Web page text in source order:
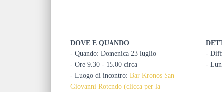
DOVE E QUANDO
- Quando: Domenica 23 luglio
- Ore 9.30 - 15.00 circa
- Luogo di incontro: Bar Kronos San
Giovanni Rotondo (clicca per la
-
-